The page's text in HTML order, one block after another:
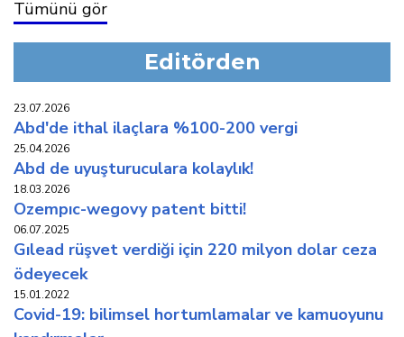
Tümünü gör
Editörden
23.07.2026
abd'de i̇thal i̇laçlara %100-200 vergi̇
25.04.2026
abd de uyuşturuculara kolaylik!
18.03.2026
ozempic-wegovy patent bi̇tti̇!
06.07.2025
gilead rüşvet verdi̇ği̇ i̇çi̇n 220 mi̇lyon dolar ceza
ödeyecek
15.01.2022
covi̇d-19: bi̇li̇msel hortumlamalar ve kamuoyunu